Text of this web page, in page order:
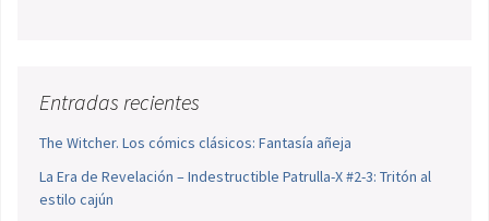
Entradas recientes
The Witcher. Los cómics clásicos: Fantasía añeja
La Era de Revelación – Indestructible Patrulla-X #2-3: Tritón al
estilo cajún